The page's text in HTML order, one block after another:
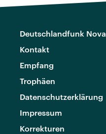
Deutschlandfunk Nova
Kontakt
Empfang
Trophäen
Datenschutzerklärung
Impressum
Korrekturen